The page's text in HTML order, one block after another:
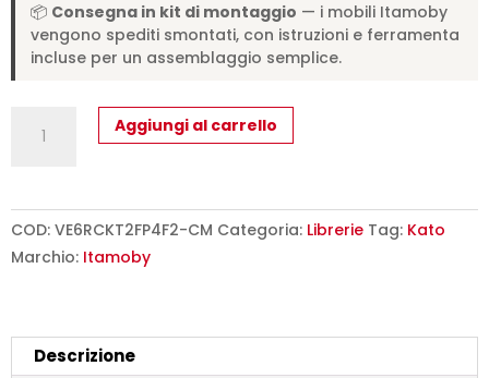
📦 Consegna in kit di montaggio — i mobili Itamoby
vengono spediti smontati, con istruzioni e ferramenta
incluse per un assemblaggio semplice.
C
cemento
H.204
cm
Aggiungi al carrello
COD: VE6RCKT2FP4F2-CM Categoria: Librerie Tag: Kato
Marchio: Itamoby
Descrizione